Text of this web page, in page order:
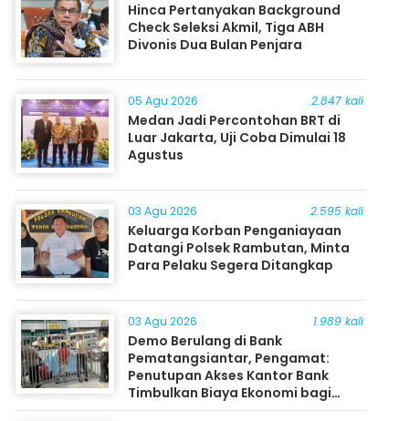
Hinca Pertanyakan Background
Check Seleksi Akmil, Tiga ABH
Divonis Dua Bulan Penjara
05 Agu 2026 2.847 kali
Medan Jadi Percontohan BRT di
Luar Jakarta, Uji Coba Dimulai 18
Agustus
03 Agu 2026 2.595 kali
Keluarga Korban Penganiayaan
Datangi Polsek Rambutan, Minta
Para Pelaku Segera Ditangkap
03 Agu 2026 1.989 kali
Demo Berulang di Bank
Pematangsiantar, Pengamat:
Penutupan Akses Kantor Bank
Timbulkan Biaya Ekonomi bagi
Masyarakat